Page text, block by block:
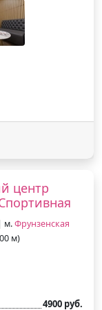
центр
| м.Фрунзенская
м)
4900 руб.